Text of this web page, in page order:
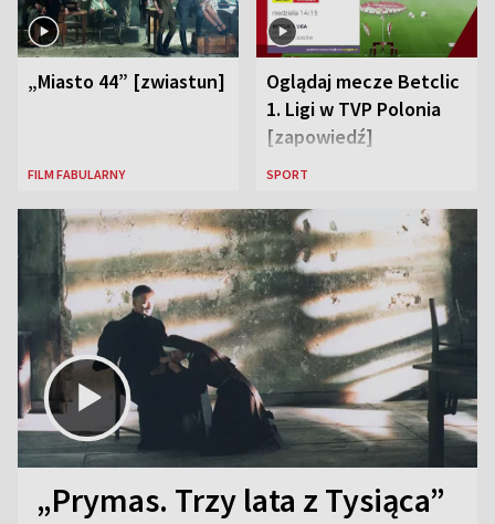
„Miasto 44” [zwiastun]
FILM FABULARNY
Oglądaj mecze Betclic
1. Ligi w TVP Polonia
[zapowiedź]
SPORT
„Prymas. Trzy lata z Tysiąca”